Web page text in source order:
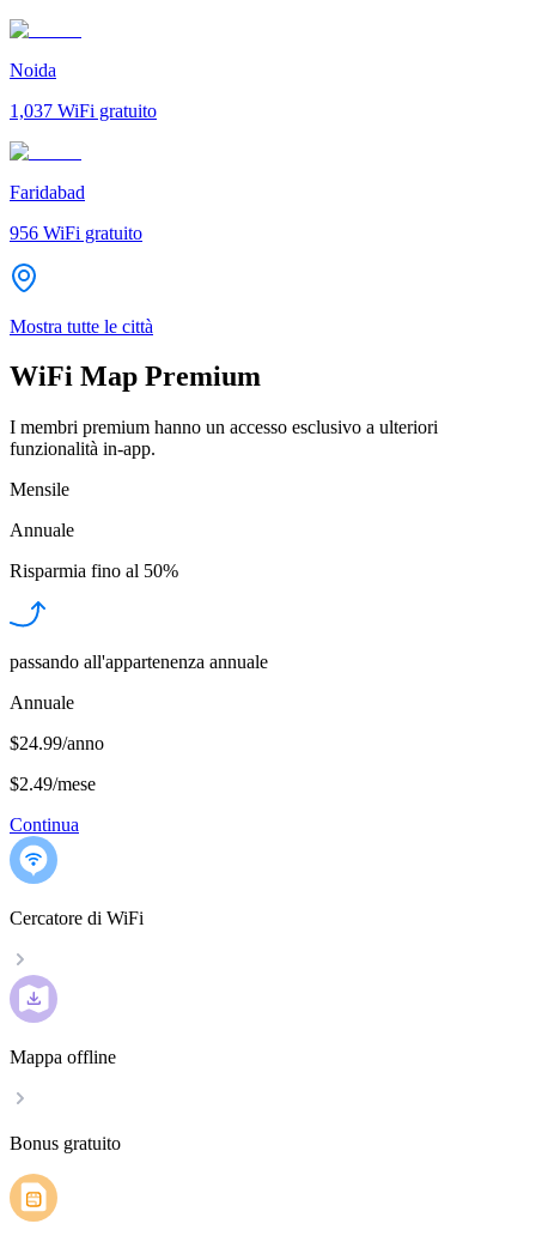
Noida
1,037 WiFi gratuito
Faridabad
956 WiFi gratuito
Mostra tutte le città
WiFi Map Premium
I membri premium hanno un accesso esclusivo a ulteriori
funzionalità in-app.
Mensile
Annuale
Risparmia fino al 50%
passando all'appartenenza annuale
Annuale
$24.99/anno
$2.49/mese
Continua
Cercatore di WiFi
Mappa offline
Bonus gratuito